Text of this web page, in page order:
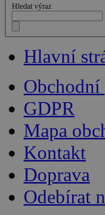
Hledat výraz
Hlavní
GDPR
Mapa
Kontakt
Doprava
Odebírat